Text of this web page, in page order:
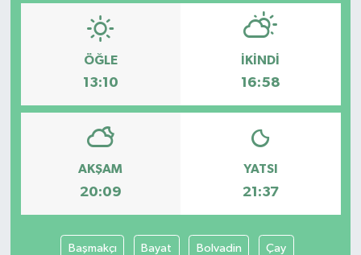
ÖĞLE
13:10
İKINDI
16:58
AKŞAM
20:09
YATSI
21:37
Başmakçı Bayat Bolvadin Çay